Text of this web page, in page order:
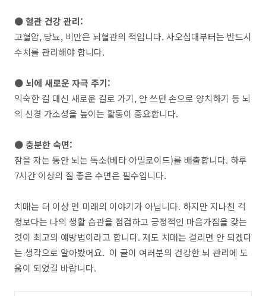
● 혈관 건강 관리:
고혈압, 당뇨, 비만은 뇌혈관의 적입니다. 사오십대부터는 반드시
수치를 관리해야 합니다.
● 뇌에 새로운 자극 주기:
익숙한 길 대신 새로운 길로 가기, 안 쓰던 손으로 양치하기 등 뇌
의 신경 가소성을 높이는 활동이 중요합니다.
● 충분한 숙면:
잠을 자는 동안 뇌는 독소(베타 아밀로이드)를 배출합니다. 하루
7시간 이상의 질 좋은 수면은 필수입니다.
치매는 더 이상 먼 미래의 이야기가 아닙니다. 하지만 지나친 걱
정보다는 나의 생활 습관을 점검하고 긍정적인 마음가짐을 갖는
것이 최고의 예방법이라고 합니다. 저도 치매는 걸리면 안 되겠다
는 생각으로 알아봤어요. 이 글이 여러분의 건강한 뇌 관리에 도
움이 되었길 바랍니다.